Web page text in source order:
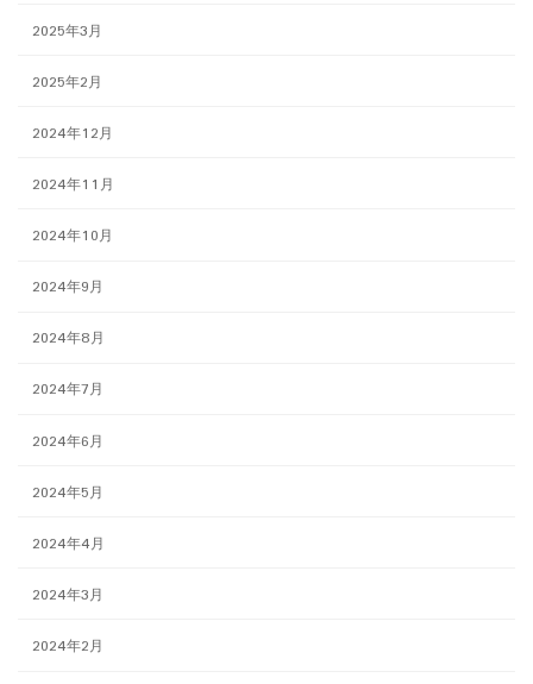
2025年3月
2025年2月
2024年12月
2024年11月
2024年10月
2024年9月
2024年8月
2024年7月
2024年6月
2024年5月
2024年4月
2024年3月
2024年2月